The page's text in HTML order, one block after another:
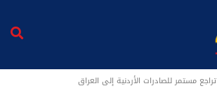
تراجع مستمر للصادرات الأردنية إلى العراق